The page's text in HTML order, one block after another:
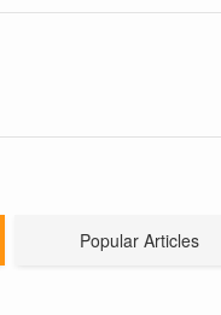
Popular Articles